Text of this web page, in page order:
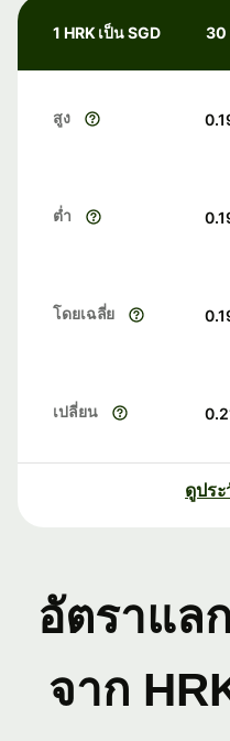
1 HRK เป็น SGD 30
สูง
ต่ำ
โดยเฉลี่ย
เปลี่ยน
ดูปร
อัตราแล
จาก